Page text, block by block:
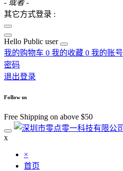
- 或者 -
其它方式登录 :
Hello Public user
我的购物车 0 我的收藏 0 我的账号
密码
退出登录
Follow us
Free Shipping on above $50
x
×
首页